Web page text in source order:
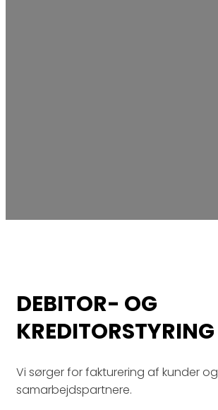
DEBITOR- OG
KREDITORSTYRING
Vi sørger for fakturering af kunder og
samarbejdspartnere.​